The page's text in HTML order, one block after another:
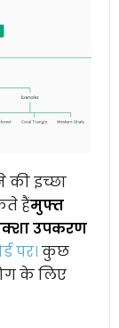
इच्छा
हैंमुफ्त
उपकरण
पर। कुछ
के लिए